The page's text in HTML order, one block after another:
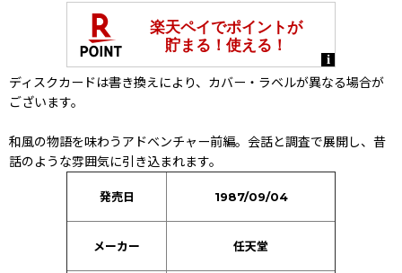
ディスクカードは書き換えにより、カバー・ラベルが異なる場合が
ございます。
和風の物語を味わうアドベンチャー前編。会話と調査で展開し、昔
話のような雰囲気に引き込まれます。
発売日 1987/09/04
メーカー 任天堂